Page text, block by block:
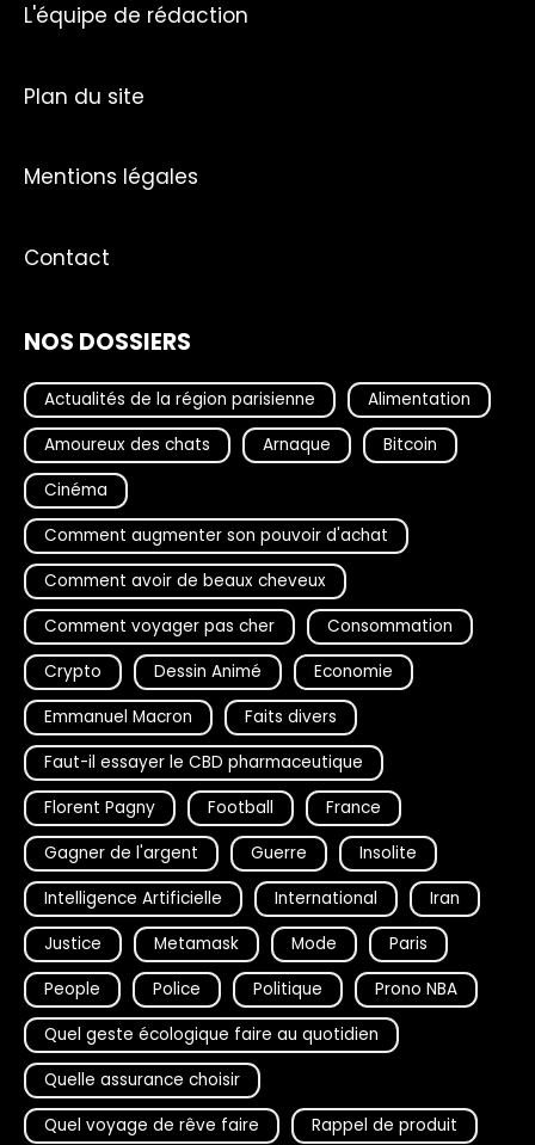
L'équipe de rédaction
Plan du site
Mentions légales
Contact
NOS DOSSIERS
Actualités de la région parisienne
Alimentation
Amoureux des chats
Arnaque
Bitcoin
Cinéma
Comment augmenter son pouvoir d'achat
Comment avoir de beaux cheveux
Comment voyager pas cher
Consommation
Crypto
Dessin Animé
Economie
Emmanuel Macron
Faits divers
Faut-il essayer le CBD pharmaceutique
Florent Pagny
Football
France
Gagner de l'argent
Guerre
Insolite
Intelligence Artificielle
International
Iran
Justice
Metamask Mode
Paris
People
Police Politique
Prono NBA
Quel geste écologique faire au quotidien
Quelle assurance choisir
Quel voyage de rêve faire
Rappel de produit